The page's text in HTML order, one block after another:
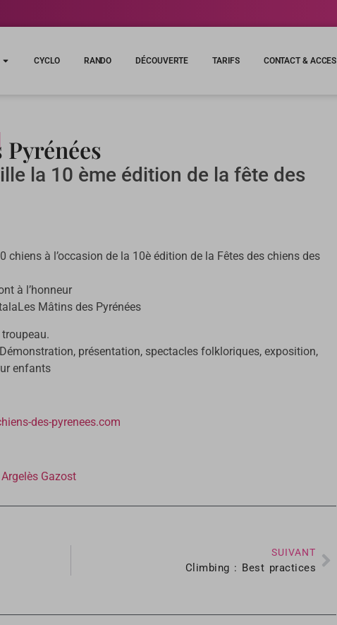
CYCLO RANDO DÉCOUVERTE TARIFS CONTACT & ACCES
Pyrénées
la 10 ème édition de la fête des
chiens à l’occasion de la 10è édition de la Fêtes des chiens des
à l’honneur
Mâtins des Pyrénées
présentation, spectacles folkloriques, exposition,
enfants
des-pyrenees.com
SUIVANT
Climbing : Best practices